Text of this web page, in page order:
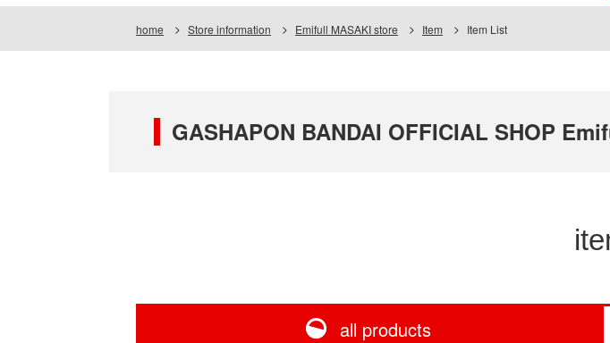
home Store information Emifull MASAKI store Item Item List
GASHAPON BANDAI OFFICIAL SHOP
all products